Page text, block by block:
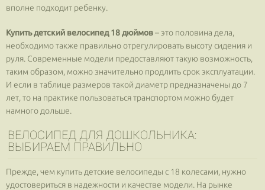
вполне подходит ребенку.
Купить детский велосипед 18 дюймов– это половина дела,
необходимо также правильно отрегулировать высоту сидения и
руля. Современные модели предоставляют такую возможность,
таким образом, можно значительно продлить срок эксплуатации.
И если в таблице размеров такой диаметр предназначены до 7
лет, то на практике пользоваться транспортом можно будет
намного дольше.
ВЕЛОСИПЕД ДЛЯ ДОШКОЛЬНИКА:
ВЫБИРАЕМ ПРАВИЛЬНО
Прежде, чем купить детские велосипеды с 18 колесами, нужно
удостовериться в надежности и качестве модели. На рынке